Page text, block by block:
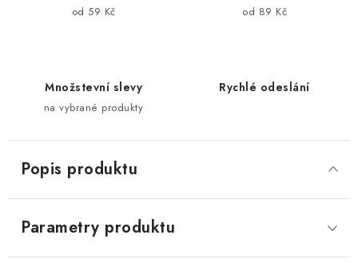
od 59 Kč od 89 Kč
Množstevní slevy
na vybrané produkty
Rychlé odeslání
Popis produktu
Parametry produktu